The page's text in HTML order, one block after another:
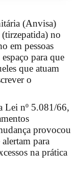
(Anvisa)
no
em pessoas
para que
que atuam
o
Lei nº 5.081/66,
provocou
para
na prática